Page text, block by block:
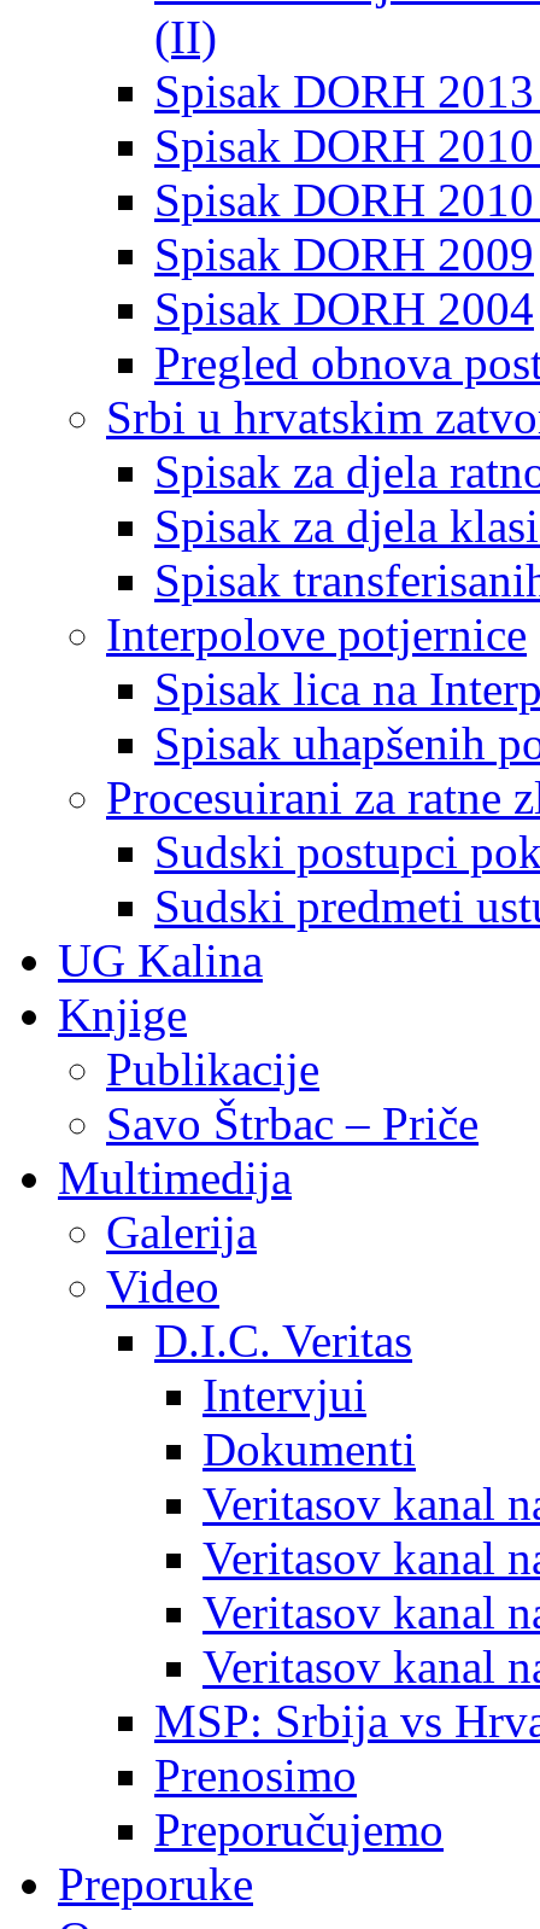
(II)
Spisak DORH
Spisak DORH
Spisak DORH
Spisak DORH 2009
Spisak DORH 2004
Pregled obnova
Srbi u hrvatskim
Spisak za djela
Spisak za djela
Spisak
Interpolove potjernice
Spisak lica na
Spisak uhapšenih
Procesuirani za ratne
Sudski postupci
Sudski predmeti
UG Kalina
Knjige
Publikacije
Savo Štrbac – Priče
Multimedija
Galerija
Video
D.I.C. Veritas
Intervjui
Dokumenti
Veritasov kanal
Veritasov kanal
Veritasov kanal
Veritasov kanal
MSP: Srbija vs
Prenosimo
Preporučujemo
Preporuke